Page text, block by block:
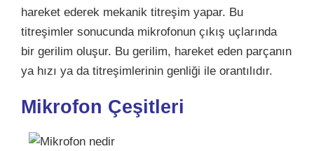
hareket ederek mekanik titreşim yapar. Bu
titreşimler sonucunda mikrofonun çıkış uçlarında
bir gerilim oluşur. Bu gerilim, hareket eden parçanın
ya hızı ya da titreşimlerinin genliği ile orantılıdır.
Mikrofon Çeşitleri